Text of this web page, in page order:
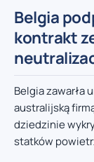
Belgia
kontrakt
Belgia zawarła
australijską
dziedzinie
statków